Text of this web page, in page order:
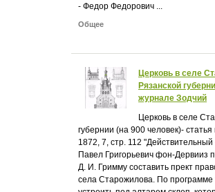
- Федор Федорович ...
Общее
Церковь в селе
Рязанской
журнале Зодчий
Церковь в селе
губернии (на 900 человек)-
1872, 7, стр. 112 "Действительный
Павел Григорьевич фон-Дервииз
Д. И. Гримму составить прект
села Старожилова. По программе